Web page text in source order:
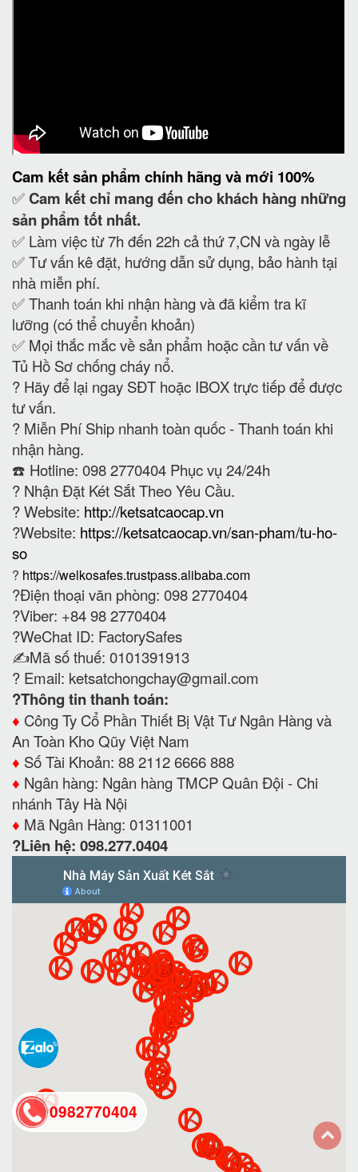
Cam kếtsản phẩm chính hãng và mới 100%
✅ Cam kếtchỉ mang đến cho khách hàng những
sản phẩm tốt nhất.
✅ Làm việc từ 7h đến 22h cả thứ 7,CN và ngày lễ
✅ Tư vấn kê đặt, hướng dẫn sử dụng, bảo hành tại
nhà miễn phí.
✅ Thanh toán khi nhận hàng và đã kiểm tra kĩ
lưỡng (có thể chuyển khoản)
✅ Mọi thắc mắc về sản phẩm hoặc cần tư vấn về
Tủ Hồ Sơ chống cháy nổ.
? Hãy để lại ngay SĐT hoặc IBOX trực tiếp để được
tư vấn.
? Miễn Phí Ship nhanh toàn quốc - Thanh toán khi
nhận hàng.
☎️ Hotline: 098 2770404 Phục vụ 24/24h
? Nhận Đặt Két Sắt Theo Yêu Cầu.
? Website: http://ketsatcaocap.vn
?Website: https://ketsatcaocap.vn/san-pham/tu-ho-
so
? https://welkosafes.trustpass.alibaba.com
?Điện thoại văn phòng: 098 2770404
?Viber: +84 98 2770404
?WeChat ID: FactorySafes
✍️Mã số thuế: 0101391913
? Email: ketsatchongchay@gmail.com
?Thông tin thanh toán:
♦️ Công Ty Cổ Phần Thiết Bị Vật Tư Ngân Hàng và
An Toàn Kho Qũy Việt Nam
♦️ Số Tài Khoản: 88 2112 6666 888
♦️ Ngân hàng: Ngân hàng TMCP Quân Đội - Chi
nhánh Tây Hà Nội
♦️ Mã Ngân Hàng: 01311001
?Liên hệ: 098.277.0404
0982770404